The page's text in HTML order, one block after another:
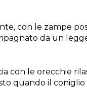
con le zampe
da un
con le orecchie
quando il coniglio